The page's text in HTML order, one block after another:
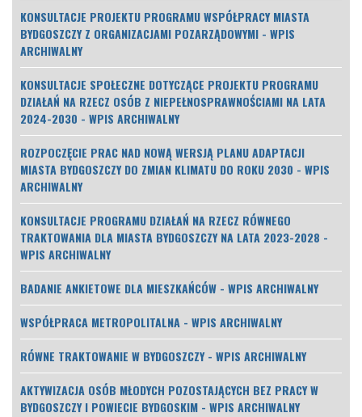
KONSULTACJE PROJEKTU PROGRAMU WSPÓŁPRACY MIASTA
BYDGOSZCZY Z ORGANIZACJAMI POZARZĄDOWYMI - WPIS
ARCHIWALNY
KONSULTACJE SPOŁECZNE DOTYCZĄCE PROJEKTU PROGRAMU
DZIAŁAŃ NA RZECZ OSÓB Z NIEPEŁNOSPRAWNOŚCIAMI NA LATA
2024-2030 - WPIS ARCHIWALNY
ROZPOCZĘCIE PRAC NAD NOWĄ WERSJĄ PLANU ADAPTACJI
MIASTA BYDGOSZCZY DO ZMIAN KLIMATU DO ROKU 2030 - WPIS
ARCHIWALNY
KONSULTACJE PROGRAMU DZIAŁAŃ NA RZECZ RÓWNEGO
TRAKTOWANIA DLA MIASTA BYDGOSZCZY NA LATA 2023-2028 -
WPIS ARCHIWALNY
BADANIE ANKIETOWE DLA MIESZKAŃCÓW - WPIS ARCHIWALNY
WSPÓŁPRACA METROPOLITALNA - WPIS ARCHIWALNY
RÓWNE TRAKTOWANIE W BYDGOSZCZY - WPIS ARCHIWALNY
AKTYWIZACJA OSÓB MŁODYCH POZOSTAJĄCYCH BEZ PRACY W
BYDGOSZCZY I POWIECIE BYDGOSKIM - WPIS ARCHIWALNY